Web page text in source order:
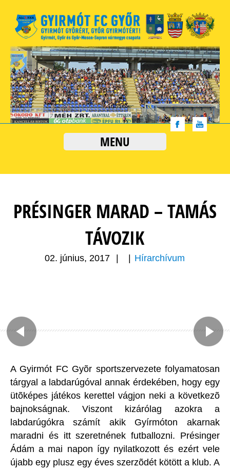
MENU
PRÉSINGER MARAD – TAMÁS
TÁVOZIK
02. június, 2017 Hírarchívum
A Gyirmót FC Gyõr sportszervezete folyamatosan
tárgyal a labdarúgóval annak érdekében, hogy egy
ütõképes játékos kerettel vágjon neki a következõ
bajnokságnak. Viszont kizárólag azokra a
labdarúgókra számít akik Gyírmóton akarnak
maradni és itt szeretnének futballozni. Présinger
Ádám a mai napon így nyilatkozott és ezért vele
újabb egy plusz egy éves szerzõdét kötött a klub. A